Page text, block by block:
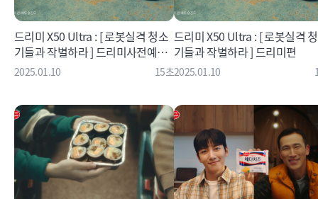
드리미 X50 Ultra : [ 로봇실격 청소
기들과 작별하라 ] 드리미사전예약
편
2025.01.10 15초
드리미 X50 Ultra : [ 로봇실격
기들과 작별하라 ] 드리미편
2025.01.10